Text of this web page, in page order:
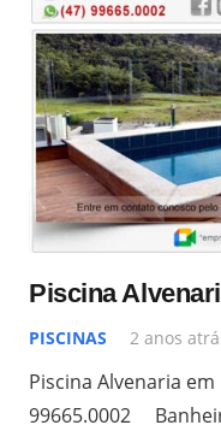
Piscina
PISCINAS 2 anos
Piscina Alvenaria
99665.0002